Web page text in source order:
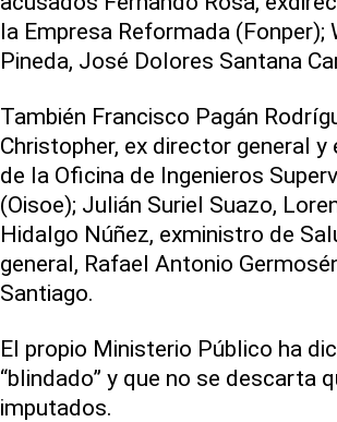
la Empresa Reformada
Pineda, José Dolores Santana
También Francisco Pagán
Christopher, ex director general
de la Oficina de Ingenieros
(Oisoe); Julián Suriel Suazo,
Hidalgo Núñez, exministro de
general, Rafael Antonio
Santiago.
El propio Ministerio Público ha
“blindado” y que no se descarta
imputados.